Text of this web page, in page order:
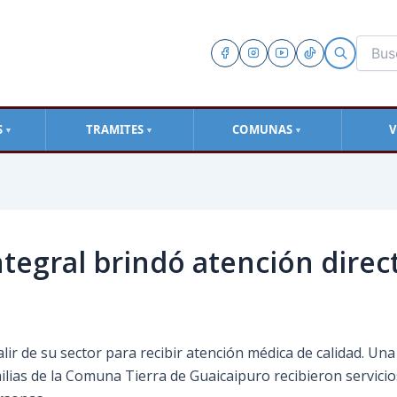
▼ TRAMITES ▼ COMUNAS ▼
brindó atención
de su sector para recibir atención médica de calidad.
de la Comuna Tierra de Guaicaipuro recibieron